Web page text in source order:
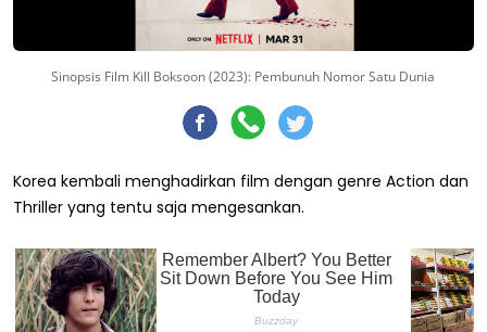
Sinopsis Film Kill Boksoon (2023): Pembunuh Nomor Satu Dunia
Korea kembali menghadirkan film dengan genre Action dan
Thriller yang tentu saja mengesankan.